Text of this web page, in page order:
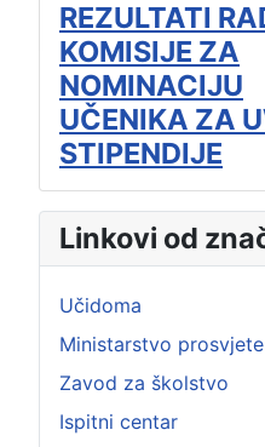
REZULTATI
KOMISIJE ZA
NOMINACIJU
UČENIKA ZA
STIPENDIJE
Linkovi od
Učidoma
Ministarstvo prosvjete
Zavod za školstvo
Ispitni centar